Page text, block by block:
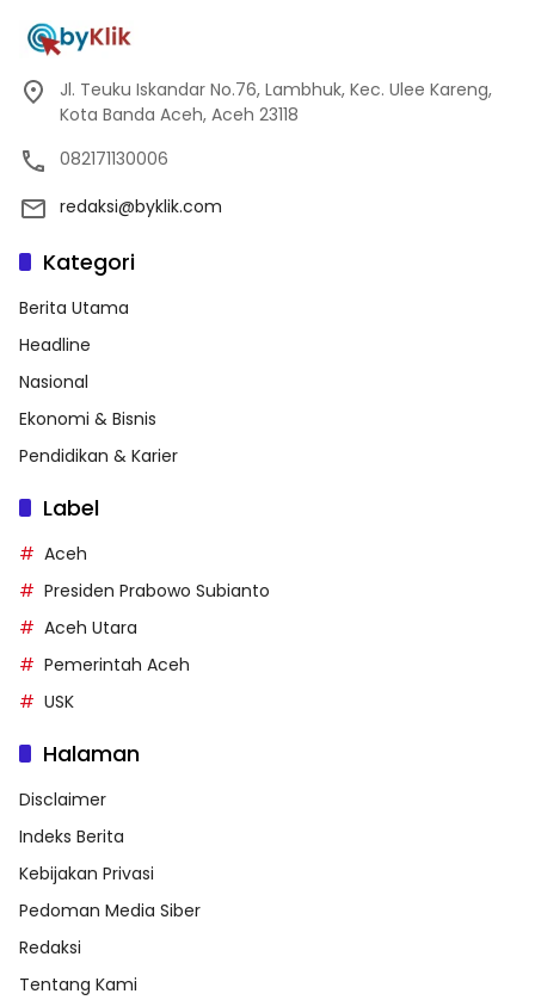
Jl. Teuku Iskandar No.76, Lambhuk, Kec. Ulee Kareng,
Kota Banda Aceh, Aceh 23118
082171130006
redaksi@byklik.com
Kategori
Berita Utama
Headline
Nasional
Ekonomi & Bisnis
Pendidikan & Karier
Label
Aceh
Presiden Prabowo Subianto
Aceh Utara
Pemerintah Aceh
USK
Halaman
Disclaimer
Indeks Berita
Kebijakan Privasi
Pedoman Media Siber
Redaksi
Tentang Kami